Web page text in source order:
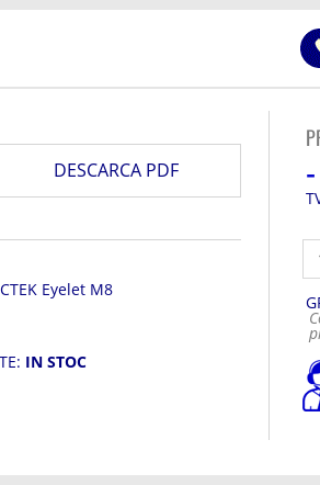
DESCARCA PDF
Eyelet M8
IN STOC
-